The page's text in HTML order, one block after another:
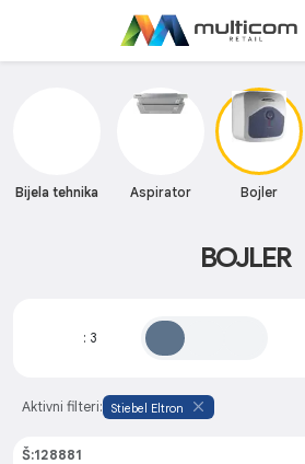
Bijela tehnika Aspirator Bojler
BOJLER
: 3
Aktivni filteri: Stiebel Eltron
Š:128881